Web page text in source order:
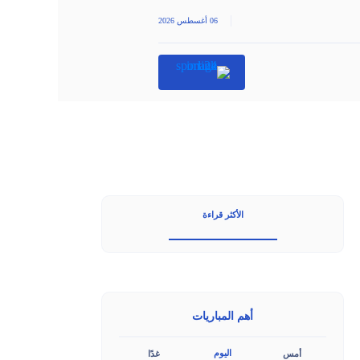
06 أغسطس 2026
الأكثر قراءة
أهم المباريات
أمس اليوم غدًا